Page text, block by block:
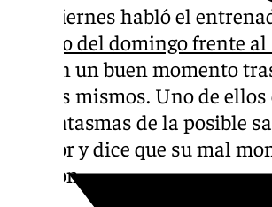
Este viernes habló el
partido del domingo frente
está en un buen momento
son los mismos. Uno de
los fantasmas de la posible
jugador y dice que su mal
sanción.